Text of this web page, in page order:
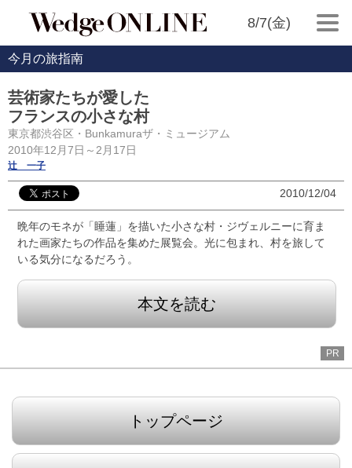
8/7(金)
今月の旅指南
芸術家たちが愛した
フランスの小さな村
東京都渋谷区・Bunkamuraザ・ミュージアム
2010年12月7日～2月17日
辻 一子
2010/12/04
晩年のモネが「睡蓮」を描いた小さな村・ジヴェルニーに育ま
れた画家たちの作品を集めた展覧会。光に包まれ、村を旅して
いる気分になるだろう。
本文を読む
PR
トップページ